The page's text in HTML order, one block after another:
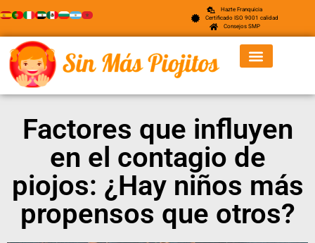
Hazte Franquicia
Certificado ISO 9001 calidad
Consejos SMP
Factores que influyen
en el contagio de
piojos: ¿Hay niños más
propensos que otros?